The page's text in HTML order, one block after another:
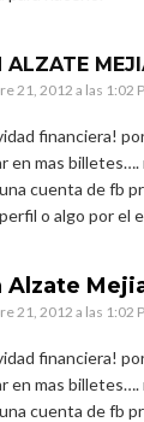
ALZATE
21, 2012 a las 1:02
financiera!
en mas billetes….
cuenta de fb
o algo por el
Alzate
21, 2012 a las 1:02
financiera!
en mas billetes….
cuenta de fb